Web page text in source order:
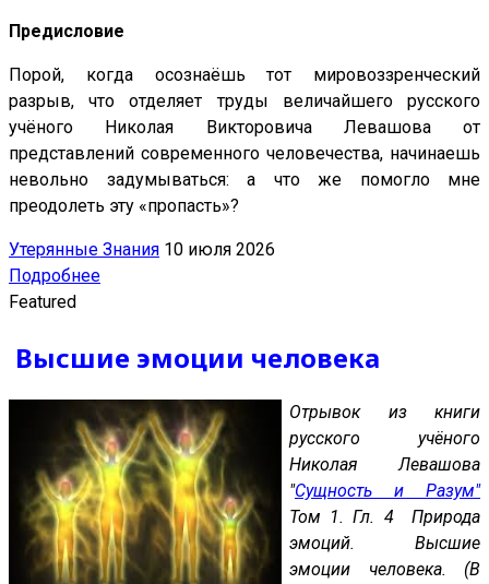
Предисловие
Порой, когда осознаёшь тот мировоззренческий
разрыв, что отделяет труды величайшего русского
учёного Николая Викторовича Левашова от
представлений современного человечества, начинаешь
невольно задумываться: а что же помогло мне
преодолеть эту «пропасть»?
Утерянные Знания 10 июля 2026
Подробнее
Featured
Высшие эмоции человека
Отрывок из книги
русского учёного
Николая Левашова
"Сущность и Разум"
Том 1. Гл. 4 Природа
эмоций. Высшие
эмоции человека. (В